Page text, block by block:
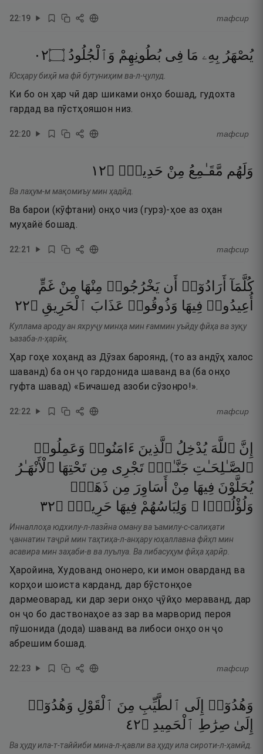
22:19 тафсир
يُصْهَرُ بِهِۦ مَا فِى بُطُونِهِمْ وَٱلْجُلُودُ ۝٢٠
Юсҳару биҳӣ ма фӣ бутуниҳим ва-л-ҷулуд.
Ки бо он ҳар чӣ дар шиками онҳо бошад, гудохта
гардад ва пӯстҳояшон низ.
22:20 тафсир
وَلَهُم مَّقَـٰمِعُ مِنْ حَدِيدٍۢ ۝٢١
Ва лаҳум-м мақомиъу мин ҳадӣд.
Ва барои (кӯфтани) онҳо чиз (гурз)-ҳое аз оҳан
муҳайё бошад.
22:21 тафсир
كُلَّمَآ أَرَادُوٓا۟ أَن يَخْرُجُوا۟ مِنْهَا مِنْ غَمٍّ
أُعِيدُوا۟ فِيهَا وَذُوقُوا۟ عَذَابَ ٱلْحَرِيقِ ۝٢٢
Куллама ароду ан яхруҷу минҳа мин ғаммин уъӣду фӣҳа ва зуқу
ъазаба-л-ҳарӣқ.
Ҳар гоҳе хоҳанд аз Дӯзах бароянд, (то аз андӯҳ халос
шаванд) ба он ҷо гардонида шаванд ва (ба онҳо
гуфта шавад) «Бичашед азоби сӯзонро!».
22:22 тафсир
إِنَّ ٱللَّهَ يُدْخِلُ ٱلَّذِينَ ءَامَنُوا۟ وَعَمِلُوا۟
ٱلصَّـٰلِحَـٰتِ جَنَّـٰتٍۢ تَجْرِى مِن تَحْتِهَا ٱلْأَنْهَـٰرُ
يُحَلَّوْنَ فِيهَا مِنْ أَسَاوِرَ مِن ذَهَبٍۢ
وَلُؤْلُؤًۭا ۖ وَلِبَاسُهُمْ فِيهَا حَرِيرٌۭ ۝٢٣
Инналлоҳа юдхилу-л-лазӣна оману ва ъамилу-с-салиҳати
ҷаннатин таҷрӣ мин таҳтиҳа-л-анҳару юҳаллавна фӣҳп мин
асавира мин заҳаби-в ва луълуа. Ва либасуҳум фӣҳа ҳарӣр.
Ҳаройина, Худованд ононеро, ки имон оварданд ва
корҳои шоиста карданд, дар бӯстонҳое
дармеоварад, ки дар зери онҳо ҷӯйҳо мераванд, дар
он ҷо бо даствонаҳое аз зар ва марворид пероя
пӯшонида (дода) шаванд ва либоси онҳо он ҷо
абрешим бошад.
22:23 тафсир
وَهُدُوٓا۟ إِلَى ٱلطَّيِّبِ مِنَ ٱلْقَوْلِ وَهُدُوٓا۟
إِلَىٰ صِرَٰطِ ٱلْحَمِيدِ ۝٢٤
Ва ҳуду ила-т-таййиби мина-л-қавли ва ҳуду ила сироти-л-ҳамӣд.